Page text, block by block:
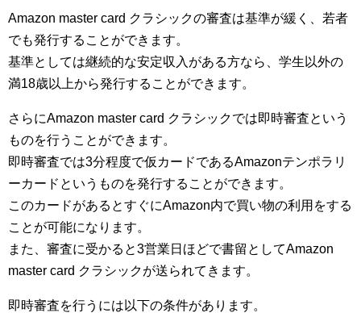
Amazon master card クラシックの審査は基準が緩く、若者
でも発行することができます。
基準としては継続的な安定収入がある方なら、学生以外の
満18歳以上から発行することができます。
さらにAmazon master card クラシックでは即時審査という
ものを行うことができます。
即時審査では3分程度で仮カードであるAmazonテンポラリ
ーカードというものを発行することができます。
このカードがあるとすぐにAmazon内で買い物の利用をする
ことが可能になります。
また、審査に受かると3営業日ほどで書留としてAmazon
master card クラシックが送られてきます。
即時審査を行うには以下の条件があります。